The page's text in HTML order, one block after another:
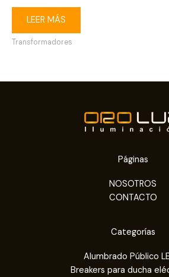
LEER MÁS
Transformadores
Páginas
NOSOTROS
CONTACTO
Categorías
Alumbrado Público
Breakers para ducha